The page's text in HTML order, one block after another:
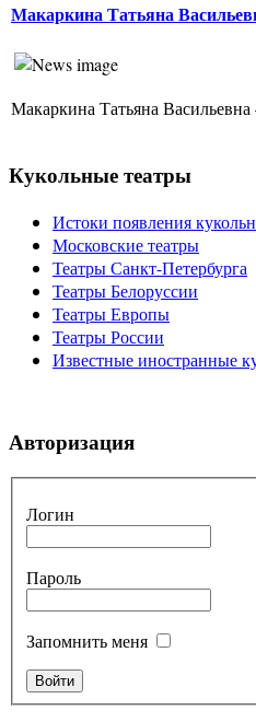
Макаркина Татьяна
Макаркина Татьяна
Кукольные театры
Истоки появления
Московские театры
Театры Санкт-Петербурга
Театры Белоруссии
Театры Европы
Театры России
Известные иностранные
Авторизация
Логин
Пароль
Запомнить меня